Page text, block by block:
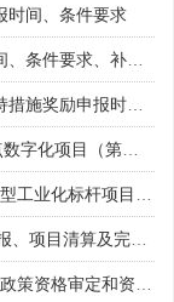
市级创新创业
技术研发、设备
市申报入选"珠江
比例给予配套资
：A类与3名及
与2名院士签约合
给予80万元;省级
只能以省级或市
时间、条件要求
要求、补助奖励
、条件要求、奖补标准
间、条件要求、补助奖励
时间、条件要求、补助奖励
间、条件要求、奖补标准
间、条件要求、补助标准